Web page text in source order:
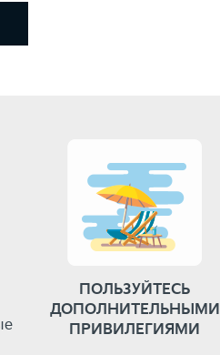
ПОЛЬЗУЙТЕСЬ
ДОПОЛНИТЕЛЬНЫМИ
ПРИВИЛЕГИЯМИ